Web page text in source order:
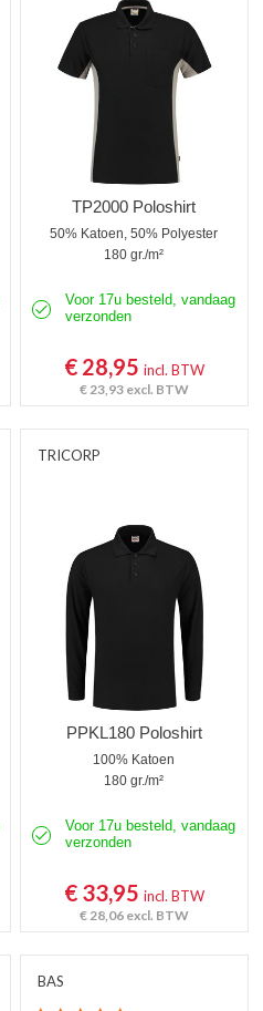
TP2000 Poloshirt
50% Katoen, 50% Polyester
180 gr./m²
Voor 17u besteld, vandaag
verzonden
€ 28,95 incl. BTW
€ 23,93 excl. BTW
TRICORP
PPKL180 Poloshirt
100% Katoen
180 gr./m²
Voor 17u besteld, vandaag
verzonden
€ 33,95 incl. BTW
€ 28,06 excl. BTW
BAS